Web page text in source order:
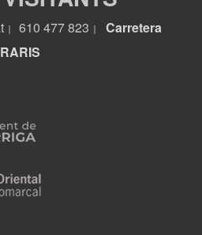
610 477 823
Carretera